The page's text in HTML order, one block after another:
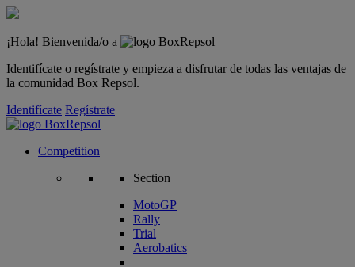
¡Hola! Bienvenida/o a
Identifícate o regístrate y empieza a disfrutar de todas las ventajas de
la comunidad Box Repsol.
Identifícate Regístrate
Competition
Section
MotoGP
Rally
Trial
Aerobatics